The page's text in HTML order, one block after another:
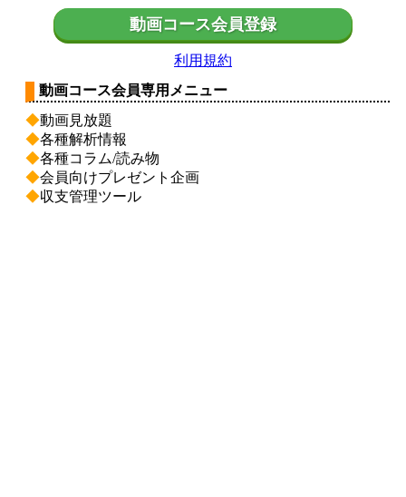
動画コース会員登録
利用規約
動画コース会員専用メニュー
◆動画見放題
◆各種解析情報
◆各種コラム/読み物
◆会員向けプレゼント企画
◆収支管理ツール